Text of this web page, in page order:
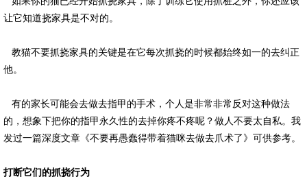
让它知道挠家具是不对的。
教猫不要抓挠家具的关键是在它每次抓挠的时候都始终如一的去纠正
他。
有的家长可能会去做去指甲的手术，个人是非常非常反对这种做法
的，想象下把你的指甲永久性的去掉你疼不疼呢？做人不要太自私。我
发过一篇深度文章《不要再愚蠢得带着猫咪去做去爪术了》可供参考。
打断它们的抓挠行为